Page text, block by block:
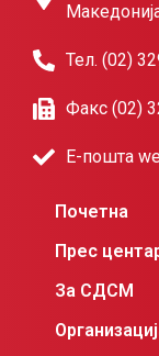
Тел. (02)
Факс (02)
Е-пошта
Почетна
Прес
За СДСМ